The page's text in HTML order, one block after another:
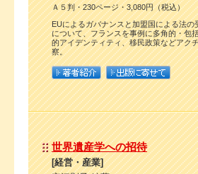
Ａ５判・230ページ・3,080円（税込）
EUによるガバナンスと加盟国による法の
について、フランスを事例に多角的・包
的アイデンティティ、移民政策などアク
察。
世界遺産学への招待
[経営・産業]